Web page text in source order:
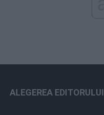
ALEGEREA EDITORULUI